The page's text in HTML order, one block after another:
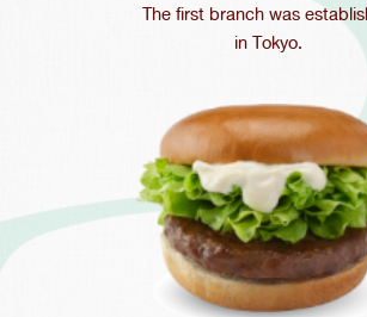
The first branch was
in Tokyo.